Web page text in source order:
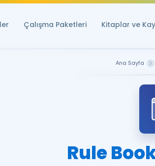
Çalışma Paketleri Kitaplar ve
Ana Sayfa
Rule